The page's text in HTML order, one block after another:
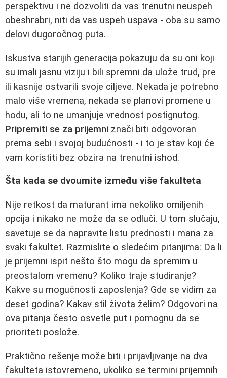
perspektivu i ne dozvoliti da vas trenutni neuspeh
obeshrabri, niti da vas uspeh uspava - oba su samo
delovi dugoročnog puta.
Iskustva starijih generacija pokazuju da su oni koji
su imali jasnu viziju i bili spremni da ulože trud, pre
ili kasnije ostvarili svoje ciljeve. Nekada je potrebno
malo više vremena, nekada se planovi promene u
hodu, ali to ne umanjuje vrednost postignutog.
Pripremiti se za prijemni znači biti odgovoran
prema sebi i svojoj budućnosti - i to je stav koji će
vam koristiti bez obzira na trenutni ishod.
Šta kada se dvoumite između više fakulteta
Nije retkost da maturant ima nekoliko omiljenih
opcija i nikako ne može da se odluči. U tom slučaju,
savetuje se da napravite listu prednosti i mana za
svaki fakultet. Razmislite o sledećim pitanjima: Da li
je prijemni ispit nešto što mogu da spremim u
preostalom vremenu? Koliko traje studiranje?
Kakve su mogućnosti zaposlenja? Gde se vidim za
deset godina? Kakav stil života želim? Odgovori na
ova pitanja često osvetle put i pomognu da se
prioriteti poslože.
Praktično rešenje može biti i prijavljivanje na dva
fakulteta istovremeno, ukoliko se termini prijemnih